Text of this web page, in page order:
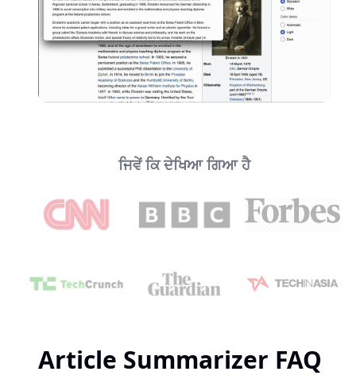
ਜਿਵੇਂ ਕਿ ਦੇਖਿਆ ਗਿਆ ਹੈ
Article Summarizer FAQ